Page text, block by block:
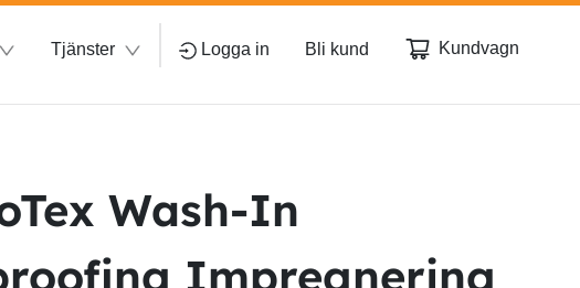
Tjänster Logga in Bli kund Kundvagn
Wash-In
Impregnering